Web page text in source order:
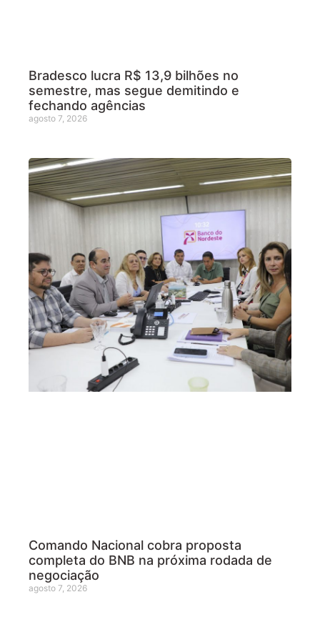
Bradesco lucra R$ 13,9 bilhões no
semestre, mas segue demitindo e
fechando agências
agosto 7, 2026
Comando Nacional cobra proposta
completa do BNB na próxima rodada de
negociação
agosto 7, 2026